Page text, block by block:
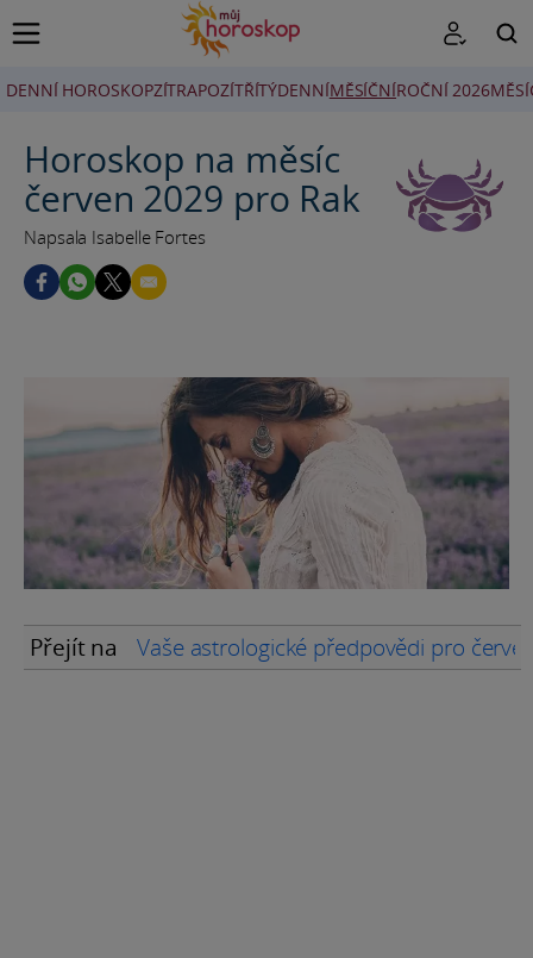
DENNÍ HOROSKOPZÍTRAPOZÍTŘÍTÝDENNÍMĚSÍČNÍROČNÍ 2026
Horoskop na měsíc
červen 2029 pro Rak
Napsala Isabelle Fortes
Přejít na Vaše astrologické předpovědi pro